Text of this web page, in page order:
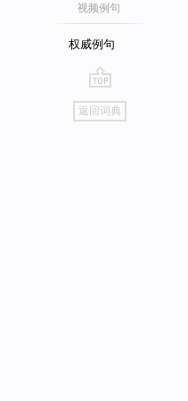
视频例句
权威例句
go
top
返回词典